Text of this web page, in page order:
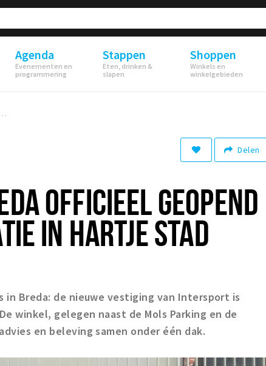
Agenda
Evenementen en
programmering
Stappen
Eten, drinken &
slapen
Shoppen
Winkels en
winkelgebieden
INTERSPORT BREDA OFFICIEEL GEOPEND OP UNIEKE LOCATIE IN HARTJE STAD
Delen
OFFICIEEL GEOPEND
IN HARTJE STAD
in Breda: de nieuwe vestiging van Intersport is
winkel, gelegen naast de Mols Parking en de
en beleving samen onder één dak.